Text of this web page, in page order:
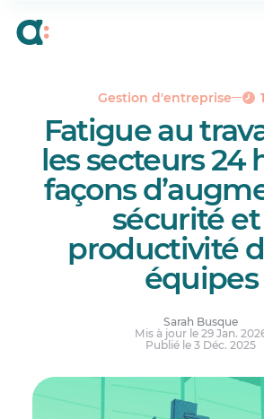
Gestion d'entreprise
Fatigue au
les secteurs 24
façons
sécurité
productivité
équipes
Sarah Busque
Mis à jour le 29 Jan.
Publié le 3 Déc. 2025
10 façons d’utiliser les horaires
points à surveiller et stratégies
Une gestion efficace de la fatigue
protéger vos employés et votre
Réponses à vos questions.